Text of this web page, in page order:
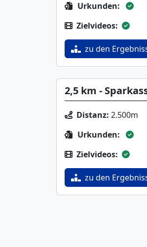
Urkunden:
Zielvideos:
zu den
2,5 km -
Distanz: 2.500m
Urkunden:
Zielvideos:
zu den